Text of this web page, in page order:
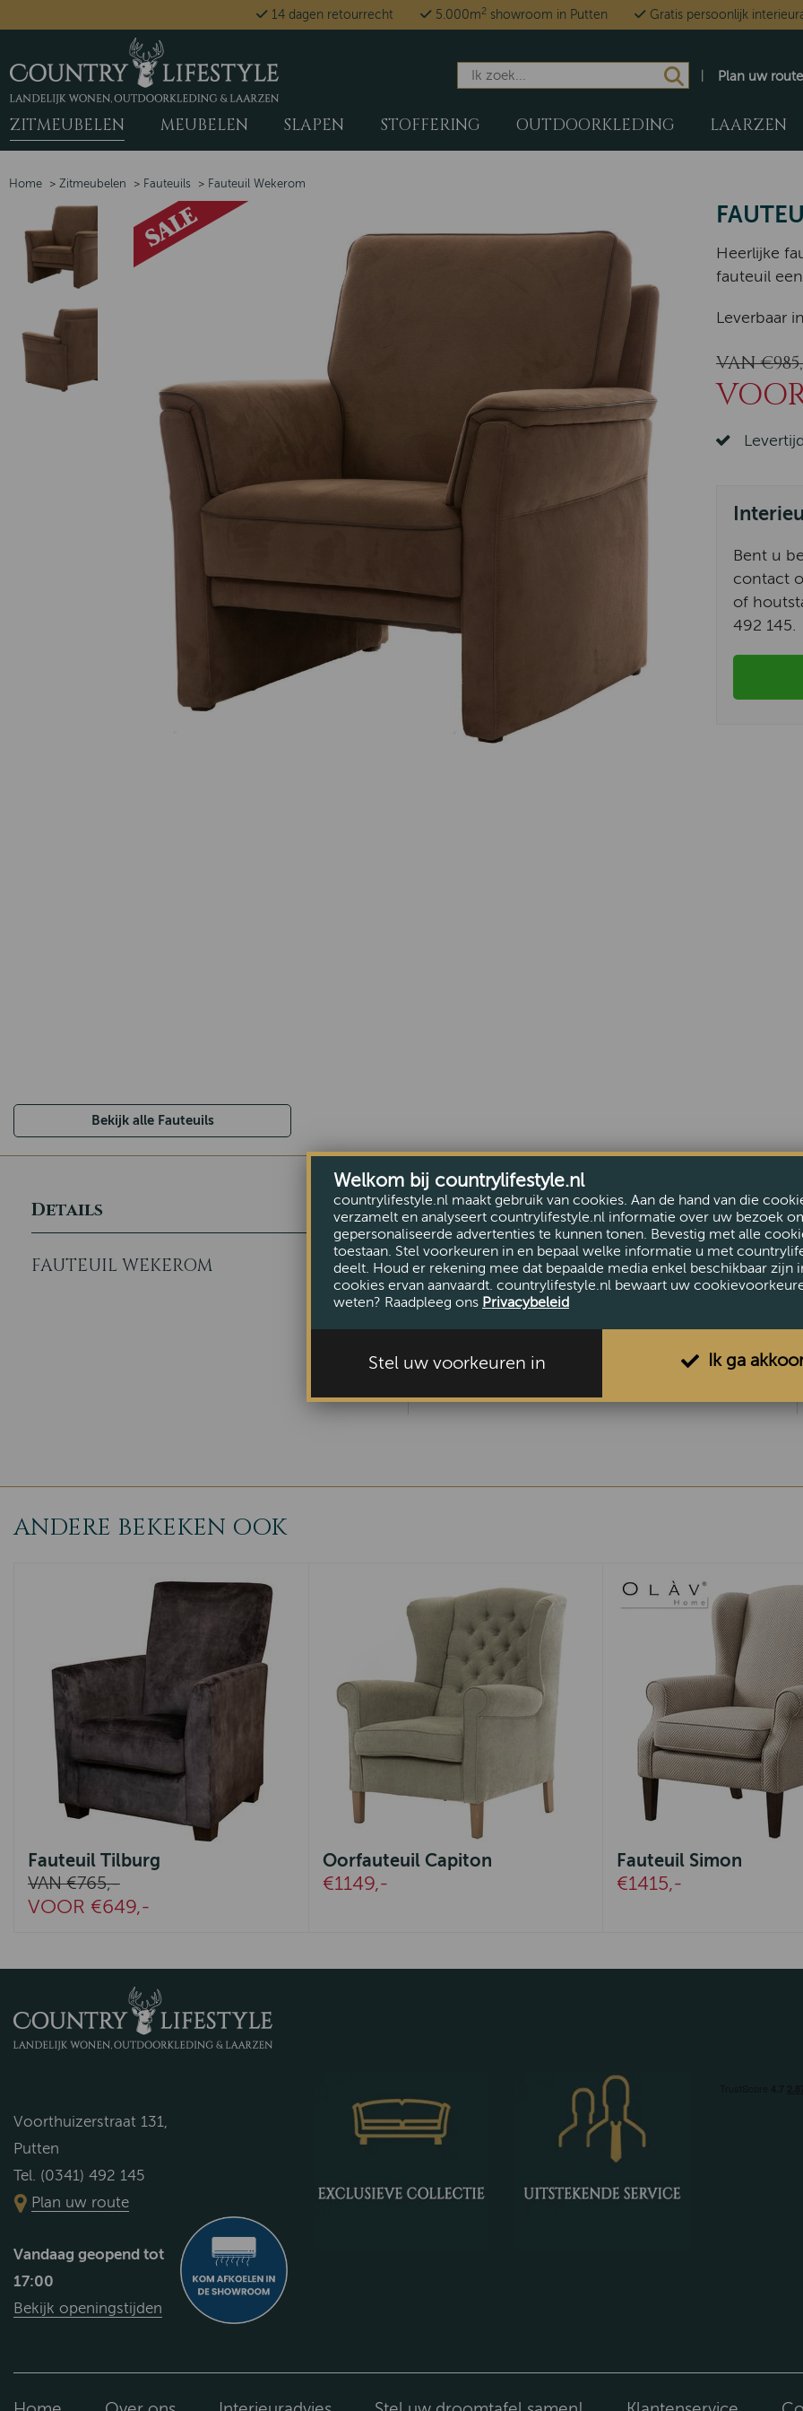
14 dagen retourrecht 5.000m2 showroom in Putten Gratis persoonlijk
Plan uw route
ZITMEUBELEN MEUBELEN SLAPEN STOFFERING OUTDOORKLEDING LAARZEN
Home > Zitmeubelen > Fauteuils > Fauteuil Wekerom
Heerlijke
fauteuil
Leverbaar
VAN
Bent u
contact
of
492 145.
Bekijk alle Fauteuils
Details
FAUTEUIL WEKEROM AFMETINGEN
Hoogte (cm)
ANDERE BEKEKEN OOK
Fauteuil Tilburg
VAN €765,-
VOOR €649,-
Oorfauteuil Capiton
€1149,-
Fauteuil Simon
€1415,-
Voorthuizerstraat 131,
Putten
Tel. (0341) 492 145
Plan uw route
Vandaag geopend tot
17:00
Bekijk openingstijden
Welkom bij countrylifestyle.nl
countrylifestyle.nl maakt gebruik van cookies. Aan de hand van die
verzamelt en analyseert countrylifestyle.nl informatie over uw bezoek
gepersonaliseerde advertenties te kunnen tonen. Bevestig met alle
toestaan. Stel voorkeuren in en bepaal welke informatie u met
deelt. Houd er rekening mee dat bepaalde media enkel beschikbaar zijn
cookies ervan aanvaardt. countrylifestyle.nl bewaart uw
weten? Raadpleeg ons Privacybeleid
Stel uw voorkeuren in Ik ga